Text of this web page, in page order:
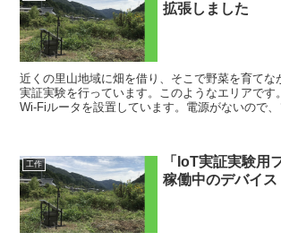
拡張しました
近くの里山地域に畑を借り、そこで野菜を育てな
実証実験を行っています。このようなエリアです
Wi-Fiルータを設置しています。電源がないので
工作
「IoT実証実験用
稼働中のデバイス